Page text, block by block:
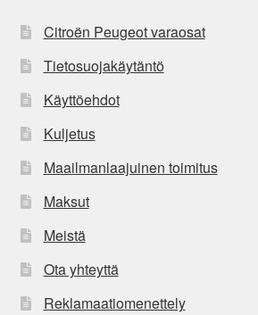
Citroën Peugeot varaosat
Tietosuojakäytäntö
Käyttöehdot
Kuljetus
Maailmanlaajuinen toimitus
Maksut
Meistä
Ota yhteyttä
Reklamaatiomenettely